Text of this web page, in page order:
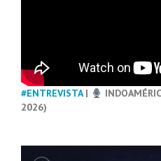
#ENTREVISTA|
2026)